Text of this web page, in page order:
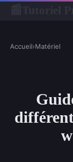
Accueil›Matériel